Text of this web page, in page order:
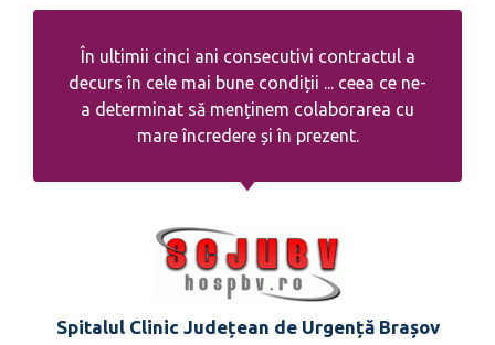
În ultimii cinci ani consecutivi contractul a
decurs în cele mai bune condiții ... ceea ce ne-
a determinat să menținem colaborarea cu
mare încredere și în prezent.
Spitalul Clinic Județean de Urgență Brașov